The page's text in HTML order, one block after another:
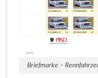
Briefmarke –